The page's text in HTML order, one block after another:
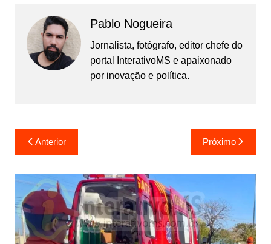
Pablo Nogueira
Jornalista, fotógrafo, editor chefe do
portal InterativoMS e apaixonado
por inovação e política.
Navegação
de
Post
Anterior Próximo